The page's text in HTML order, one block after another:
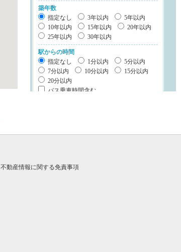
築年数
指定なし
3年以内
5年以内
10年以内
15年以内
20年以内
25年以内
30年以内
駅からの時間
指定なし
1分以内
5分以内
7分以内
10分以内
15分以内
20分以内
バス乗車時間含む
木造
平屋
不動産情報に関する免責事項